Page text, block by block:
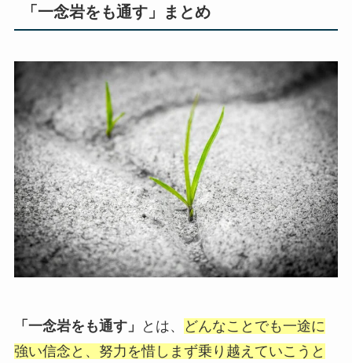
「一念岩をも通す」まとめ
「一念岩をも通す」 とは、
どんなことでも一途に
強い信念と、努力を惜しまず乗り越えていこうと